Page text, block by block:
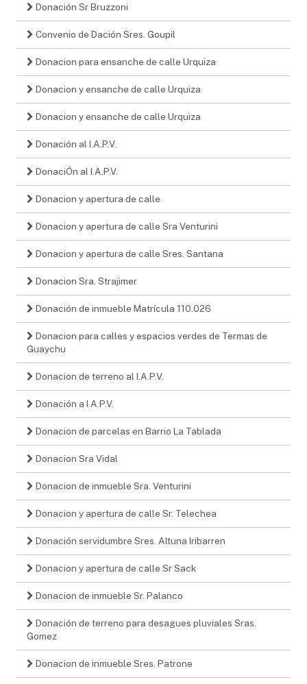
Donación Sr Bruzzoni
Convenio de Dación Sres. Goupil
Donacion para ensanche de calle Urquiza
Donacion y ensanche de calle Urquiza
Donacion y ensanche de calle Urquiza
Donación al I.A.P.V.
DonaciÓn al I.A.P.V.
Donacion y apertura de calle
Donacion y apertura de calle Sra Venturini
Donacion y apertura de calle Sres. Santana
Donacion Sra. Strajimer
Donación de inmueble Matrícula 110.026
Donacion para calles y espacios verdes de Termas de
Guaychu
Donacion de terreno al I.A.P.V.
Donación a I.A.P.V.
Donacion de parcelas en Barrio La Tablada
Donacion Sra Vidal
Donacion de inmueble Sra. Venturini
Donacion y apertura de calle Sr. Telechea
Donación servidumbre Sres. Altuna Iribarren
Donacion y apertura de calle Sr Sack
Donacion de inmueble Sr. Palanco
Donación de terreno para desagues pluviales Sras.
Gomez
Donacion de inmueble Sres. Patrone